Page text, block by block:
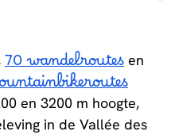
70 wandelroutes en
en 3200 m hoogte,
in de Vallée des